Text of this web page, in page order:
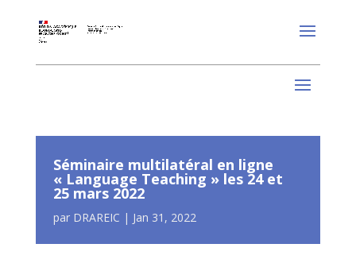
Séminaire multilatéral en ligne
« Language Teaching » les 24 et
25 mars 2022
par DRAREIC | Jan 31, 2022